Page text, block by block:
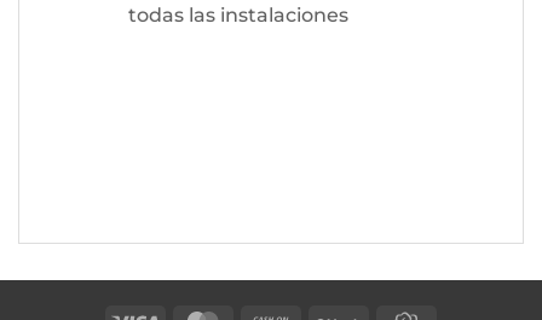
todas las instalaciones